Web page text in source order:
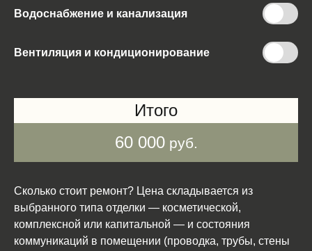
Водоснабжение и канализация
Вентиляция и кондиционирование
Итого
60 000руб.
Сколько стоит ремонт? Цена складывается из
выбранного типа отделки — косметической,
комплексной или капитальной — и состояния
коммуникаций в помещении (проводка, трубы, стены